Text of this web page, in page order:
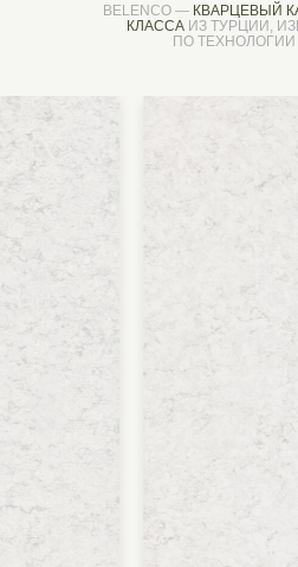
BELENCO — КВАРЦЕВЫЙ
КЛАССАИЗ ТУРЦИИ,
ПО ТЕХНОЛОГИИ